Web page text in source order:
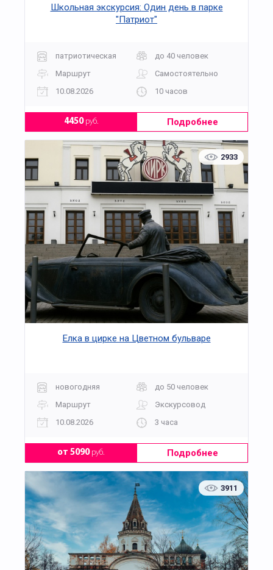
Школьная экскурсия: Один день в парке
"Патриот"
патриотическая
до 40 человек
Маршрут
Самостоятельно
10.08.2026
10 часов
4450руб. Подробнее
2933
Елка в цирке на Цветном бульваре
новогодняя
до 50 человек
Маршрут
Экскурсовод
10.08.2026
3 часа
от 5090руб. Подробнее
3911